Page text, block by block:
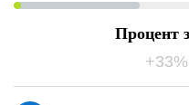
Процент